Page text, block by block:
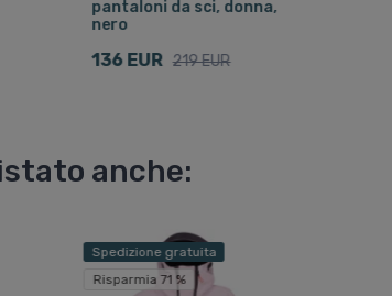
pantaloni da sci, donna,
nero
136 EUR 219 EUR
anche:
Spedizione gratuita
Risparmia 71 %